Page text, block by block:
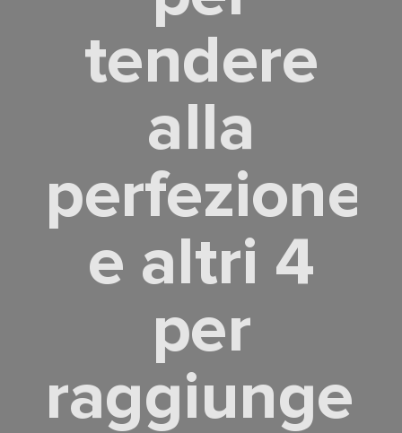
tendere
alla
perfezione
e altri 4
per